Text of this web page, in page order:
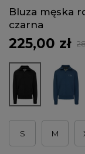
Bluza męska
czarna
225,00 zł
S M